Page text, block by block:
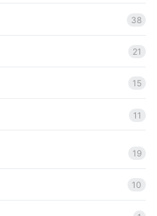
38
21
15
11
19
10